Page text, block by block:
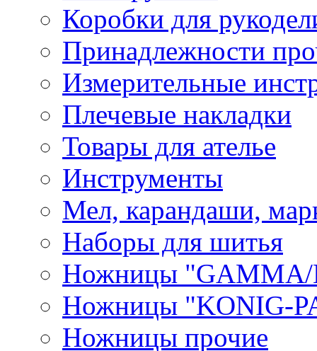
Коробки для
Принадлежности
Измерительные
Плечевые накладки
Товары для ателье
Инструменты
Мел, карандаши,
Наборы для шитья
Ножницы "GAMMA/
Ножницы "KONIG-
Ножницы прочие